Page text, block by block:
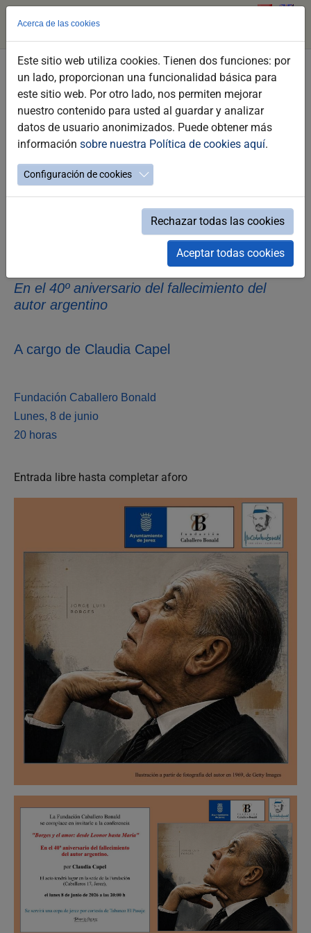
Skip
main
content
Conferencia de Claudia Capel: "Borges
y el amor. Desde Leonor hasta María"
Monday 08 de June a las 20:00h
Conferencia: "Borges y el amor. Desde
En el 40º aniversario del fallecimiento del
autor argentino
A cargo de Claudia Capel
Fundación Caballero Bonald
Lunes, 8 de junio
20 horas
Entrada libre hasta completar aforo
Acerca de las cookies
Este sitio web utiliza cookies. Tienen dos funciones: por
un lado, proporcionan una funcionalidad básica para
este sitio web. Por otro lado, nos permiten mejorar
nuestro contenido para usted al guardar y analizar
datos de usuario anonimizados. Puede obtener más
información sobre nuestra Política de cookies aquí.
Configuración de cookies
Rechazar todas las cookies
Aceptar todas cookies